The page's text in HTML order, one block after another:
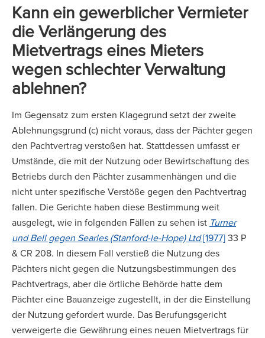
Kann ein gewerblicher Vermieter
die Verlängerung des
Mietvertrags eines Mieters
wegen schlechter Verwaltung
ablehnen?
Im Gegensatz zum ersten Klagegrund setzt der zweite
Ablehnungsgrund (c) nicht voraus, dass der Pächter gegen
den Pachtvertrag verstoßen hat. Stattdessen umfasst er
Umstände, die mit der Nutzung oder Bewirtschaftung des
Betriebs durch den Pächter zusammenhängen und die
nicht unter spezifische Verstöße gegen den Pachtvertrag
fallen. Die Gerichte haben diese Bestimmung weit
ausgelegt, wie in folgenden Fällen zu sehen ist Turner
und Bell gegen Searles (Stanford-le-Hope) Ltd[1977]33 P
& CR 208. In diesem Fall verstieß die Nutzung des
Pächters nicht gegen die Nutzungsbestimmungen des
Pachtvertrags, aber die örtliche Behörde hatte dem
Pächter eine Bauanzeige zugestellt, in der die Einstellung
der Nutzung gefordert wurde. Das Berufungsgericht
verweigerte die Gewährung eines neuen Mietvertrags für